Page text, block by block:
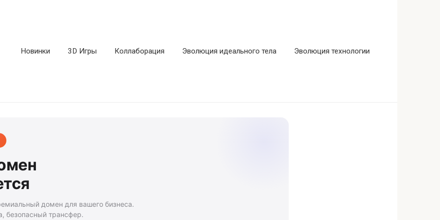
Новинки 3D Игры Коллаборация Эволюция идеального тела Эволюция технологии
домен для вашего бизнеса.
безопасный трансфер.